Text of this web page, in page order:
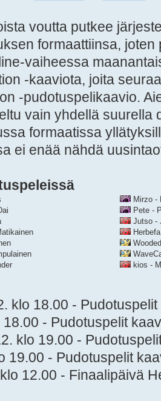
voutta putkee
formaattiinsa,
vaiheessa
-kaaviota, joita
-pudotuspelikaavio.
vain yhdellä suurella
formaatissa
ei enää nähdä
Mirzo -
Pete -
Jutso -
kios -
klo 18.00 -
- Pudotuspelit
klo 19.00 -
19.00 - Pudotuspelit
12.00 - Finaalipäivä